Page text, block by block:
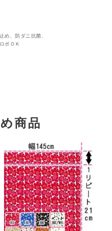
め、防ダニ抗菌、
ボＯＫ
商品